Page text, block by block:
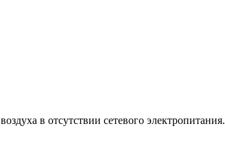
в отсутствии сетевого электропитания.